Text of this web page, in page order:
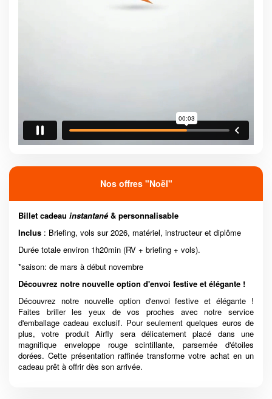
Nos offres "Noël"
Billet cadeau instantané& personnalisable
Inclus : Briefing, vols sur 2026, matériel, instructeur et diplôme
Durée totale environ 1h20min (RV + briefing + vols).
*saison: de mars à début novembre
Découvrez notre nouvelle option d'envoi festive et élégante !
Découvrez notre nouvelle option d'envoi festive et élégante !
Faites briller les yeux de vos proches avec notre service
d'emballage cadeau exclusif. Pour seulement quelques euros de
plus, votre produit Airfly sera délicatement placé dans une
magnifique enveloppe rouge scintillante, parsemée d'étoiles
dorées. Cette présentation raffinée transforme votre achat en un
cadeau prêt à offrir dès son arrivée.